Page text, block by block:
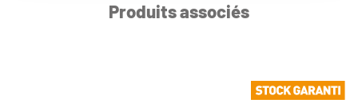
Produits associés